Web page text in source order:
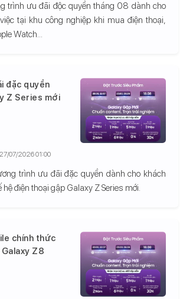
trình ưu đãi độc quyền tháng 08 dành cho
tại khu công nghiệp khi mua điện thoại,
Watch...
đặc quyền
Z Series mới
trình ưu đãi đặc quyền dành cho khách
điện thoại gập Galaxy Z Series mới.
27/07/2026 01:00
chính thức
Z8